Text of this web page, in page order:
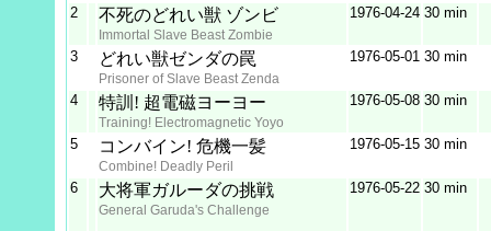
2 不死のどれい獣 ゾンビ
Immortal Slave Beast Zombie
1976‑04‑24 30 min
3 どれい獣ゼンダの罠
Prisoner of Slave Beast Zenda
1976‑05‑01 30 min
4 特訓! 超電磁ヨーヨー
Training! Electromagnetic Yoyo
1976‑05‑08 30 min
5 コンバイン! 危機一髪
Combine! Deadly Peril
1976‑05‑15 30 min
6 大将軍ガルーダの挑戦
General Garuda's Challenge
1976‑05‑22 30 min